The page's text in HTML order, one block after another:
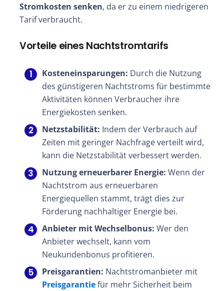
Stromkosten senken, da er zu einem niedrigeren
Tarif verbraucht.
Vorteile eines Nachtstromtarifs
Kosteneinsparungen: Durch die Nutzung
des günstigeren Nachtstroms für bestimmte
Aktivitäten können Verbraucher ihre
Energiekosten senken.
Netzstabilität: Indem der Verbrauch auf
Zeiten mit geringer Nachfrage verteilt wird,
kann die Netzstabilität verbessert werden.
Nutzung erneuerbarer Energie: Wenn der
Nachtstrom aus erneuerbaren
Energiequellen stammt, trägt dies zur
Förderung nachhaltiger Energie bei.
Anbieter mit Wechselbonus: Wer den
Anbieter wechselt, kann vom
Neukundenbonus profitieren.
Preisgarantien: Nachtstromanbieter mit
Preisgarantiefür mehr Sicherheit beim